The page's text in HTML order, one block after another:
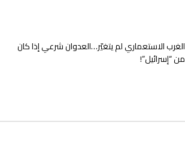
الغرب الاستعماري لم يتغيّر…العدوان شرعي إذا كان
من “إسرائيل”!